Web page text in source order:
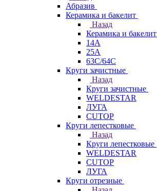
Абразив
Керамика и бакелит
Назад
Керамика и бакелит
14А
25А
63С/64С
Круги зачистные
Назад
Круги зачистные
WELDESTAR
ЛУГА
CUTOP
Круги лепестковые
Назад
Круги лепестковые
WELDESTAR
CUTOP
ЛУГА
Круги отрезные